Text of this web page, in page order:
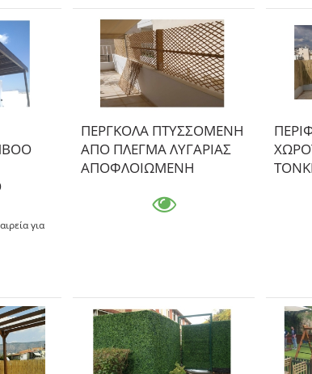
για
ΠΕΡΓΚΟΛΑ ΠΤΥΣΣΟΜΕΝΗ
ΑΠΟ ΠΛΕΓΜΑ ΛΥΓΑΡΙΑΣ
ΑΠΟΦΛΟΙΩΜΕΝΗ